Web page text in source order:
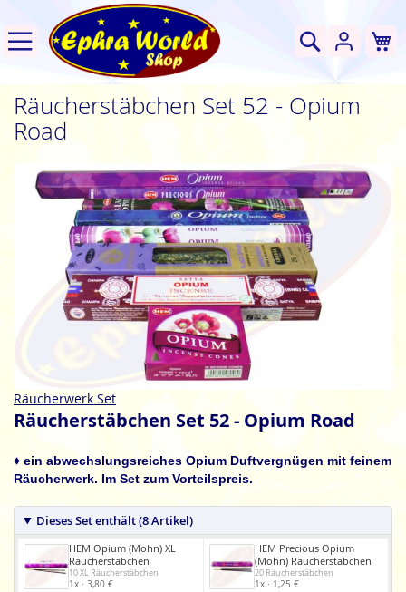
Suche
Räucherstäbchen Set 52 - Opium
Road
Zum
Ende
Bildgalerie
Zum
Anfang
Bildgalerie
springen
Räucherwerk Set
Räucherstäbchen Set 52 - Opium Road
♦ ein abwechslungsreiches Opium Duftvergnügen mit feinem
Räucherwerk. Im Set zum Vorteilspreis.
Dieses Set enthält (8 Artikel)
HEM Opium (Mohn) XL
Räucherstäbchen
10 XL Räucherstäbchen
1x · 3,80 €
HEM Precious Opium
(Mohn) Räucherstäbchen
20 Räucherstäbchen
1x · 1,25 €